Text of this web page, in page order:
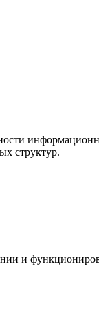
структур.
и